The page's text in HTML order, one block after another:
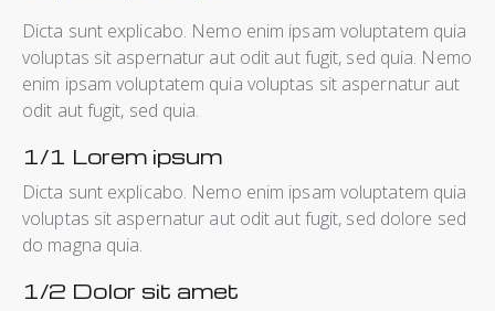
Dicta sunt explicabo. Nemo enim ipsam voluptatem quia
voluptas sit aspernatur aut odit aut fugit, sed quia. Nemo
enim ipsam voluptatem quia voluptas sit aspernatur aut
odit aut fugit, sed quia.
1/1 Lorem ipsum
Dicta sunt explicabo. Nemo enim ipsam voluptatem quia
voluptas sit aspernatur aut odit aut fugit, sed dolore sed
do magna quia.
1/2 Dolor sit amet